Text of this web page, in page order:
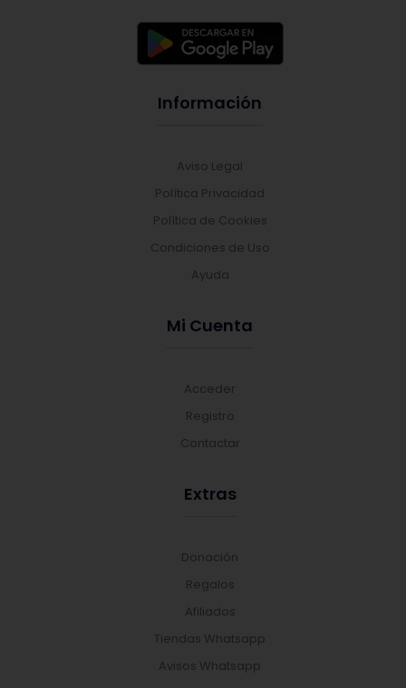
Información
Aviso Legal
Política Privacidad
Política de Cookies
Condiciones de Uso
Ayuda
Mi Cuenta
Acceder
Registro
Contactar
Extras
Donación
Regalos
Afiliados
Tiendas Whatsapp
Avisos Whatsapp